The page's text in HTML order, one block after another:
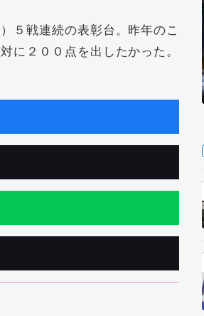
戦連続の表彰台。昨年のこ
に２００点を出したかった。